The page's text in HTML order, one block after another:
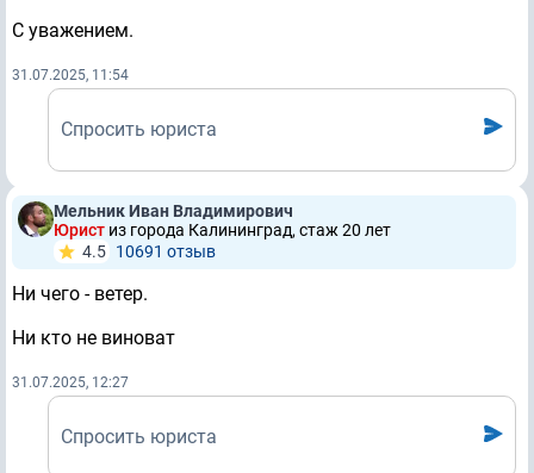
С уважением.
31.07.2025, 11:54
Спросить юриста
Мельник Иван Владимирович
Юрист из города Калининград, стаж 20 лет
4.5 10691 отзыв
Ни чего - ветер.
Ни кто не виноват
31.07.2025, 12:27
Спросить юриста